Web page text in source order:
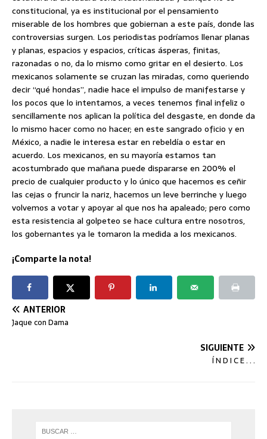
constitucional, ya es institucional por el pensamiento
miserable de los hombres que gobiernan a este país, donde las
controversias surgen. Los periodistas podríamos llenar planas
y planas, espacios y espacios, críticas ásperas, finitas,
razonadas o no, da lo mismo como gritar en el desierto. Los
mexicanos solamente se cruzan las miradas, como queriendo
decir “qué hondas”, nadie hace el impulso de manifestarse y
los pocos que lo intentamos, a veces tenemos final infeliz o
sencillamente nos aplican la política del desgaste, en donde da
lo mismo hacer como no hacer; en este sangrado oficio y en
México, a nadie le interesa estar en rebeldía o estar en
acuerdo. Los mexicanos, en su mayoría estamos tan
acostumbrado que mañana puede dispararse en 200% el
precio de cualquier producto y lo único que hacemos es ceñir
las cejas o fruncir la nariz, hacemos un leve berrinche y luego
volvemos a votar y apoyar al que nos ha apaleado; pero como
esta resistencia al golpeteo se hace cultura entre nosotros,
los gobernantes ya le tomaron la medida a los mexicanos.
¡Comparte la nota!
ANTERIOR
Jaque con Dama
SIGUIENTE
Í N D I C E . . .